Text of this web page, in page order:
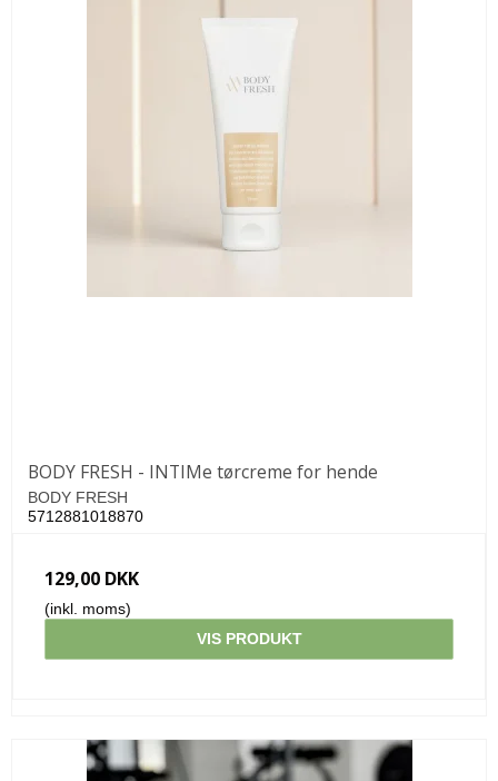
BODY FRESH - INTIMe tørcreme for hende
BODY FRESH
5712881018870
129,00 DKK
(inkl. moms)
VIS PRODUKT